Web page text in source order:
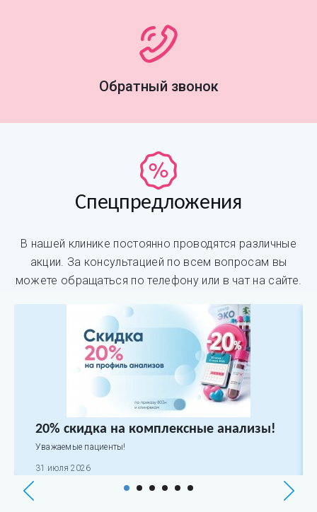
Обратный звонок
Спецпредложения
В нашей клинике постоянно проводятся различные
акции. За консультацией по всем вопросам вы
можете обращаться по телефону или в чат на сайте.
20% скидка на комплексные анализы!
Уважаемые пациенты!
31 июля 2026